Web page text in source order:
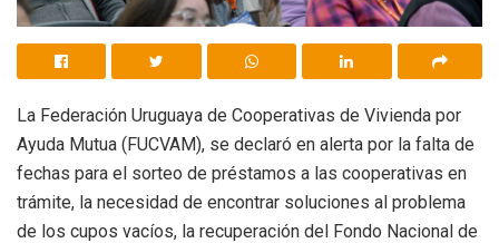
La Federación Uruguaya de Cooperativas de Vivienda por
Ayuda Mutua (FUCVAM), se declaró en alerta por la falta de
fechas para el sorteo de préstamos a las cooperativas en
trámite, la necesidad de encontrar soluciones al problema
de los cupos vacíos, la recuperación del Fondo Nacional de